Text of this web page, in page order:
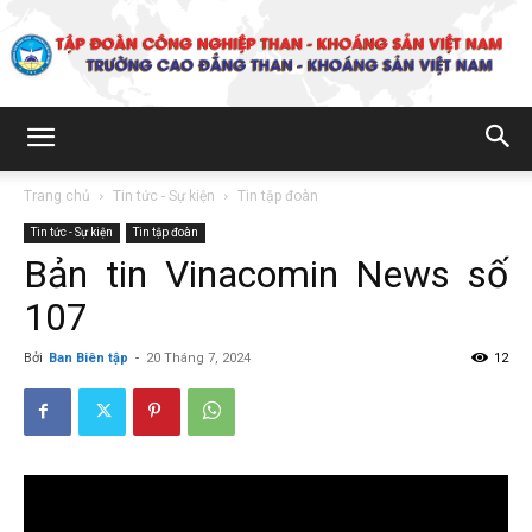
Trường
Trang chủ Tin tức - Sự kiện Tin tập đoàn
Tin tức - Sự kiện Tin tập đoàn
Bản tin Vinacomin News số
107
Bởi Ban Biên tập - 20 Tháng 7, 2024 12